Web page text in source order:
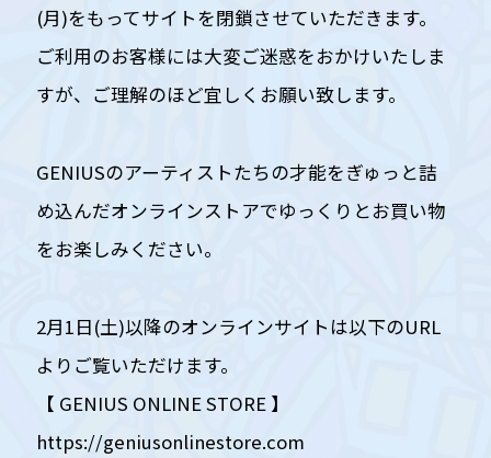
(月)をもってサイトを閉鎖させていただきます。
ご利用のお客様には大変ご迷惑をおかけいたしま
すが、ご理解のほど宜しくお願い致します。
GENIUSのアーティストたちの才能をぎゅっと詰
め込んだオンラインストアでゆっくりとお買い物
をお楽しみください。
2月1日(土)以降のオンラインサイトは以下のURL
よりご覧いただけます。
【 GENIUS ONLINE STORE 】
https://geniusonlinestore.com